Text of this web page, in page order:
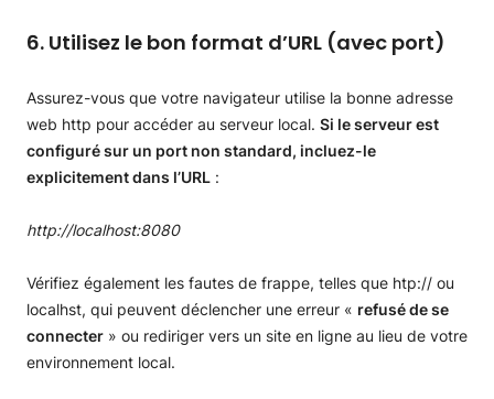
6. Utilisez le bon format d’URL (avec port)
Assurez-vous que votre navigateur utilise la bonne adresse
web http pour accéder au serveur local. Si le serveur est
configuré sur un port non standard, incluez-le
explicitement dans l’URL :
http://localhost:8080
Vérifiez également les fautes de frappe, telles que htp:// ou
localhst, qui peuvent déclencher une erreur « refusé de se
connecter » ou rediriger vers un site en ligne au lieu de votre
environnement local.